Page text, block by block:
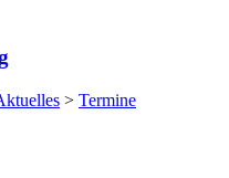
> Termine